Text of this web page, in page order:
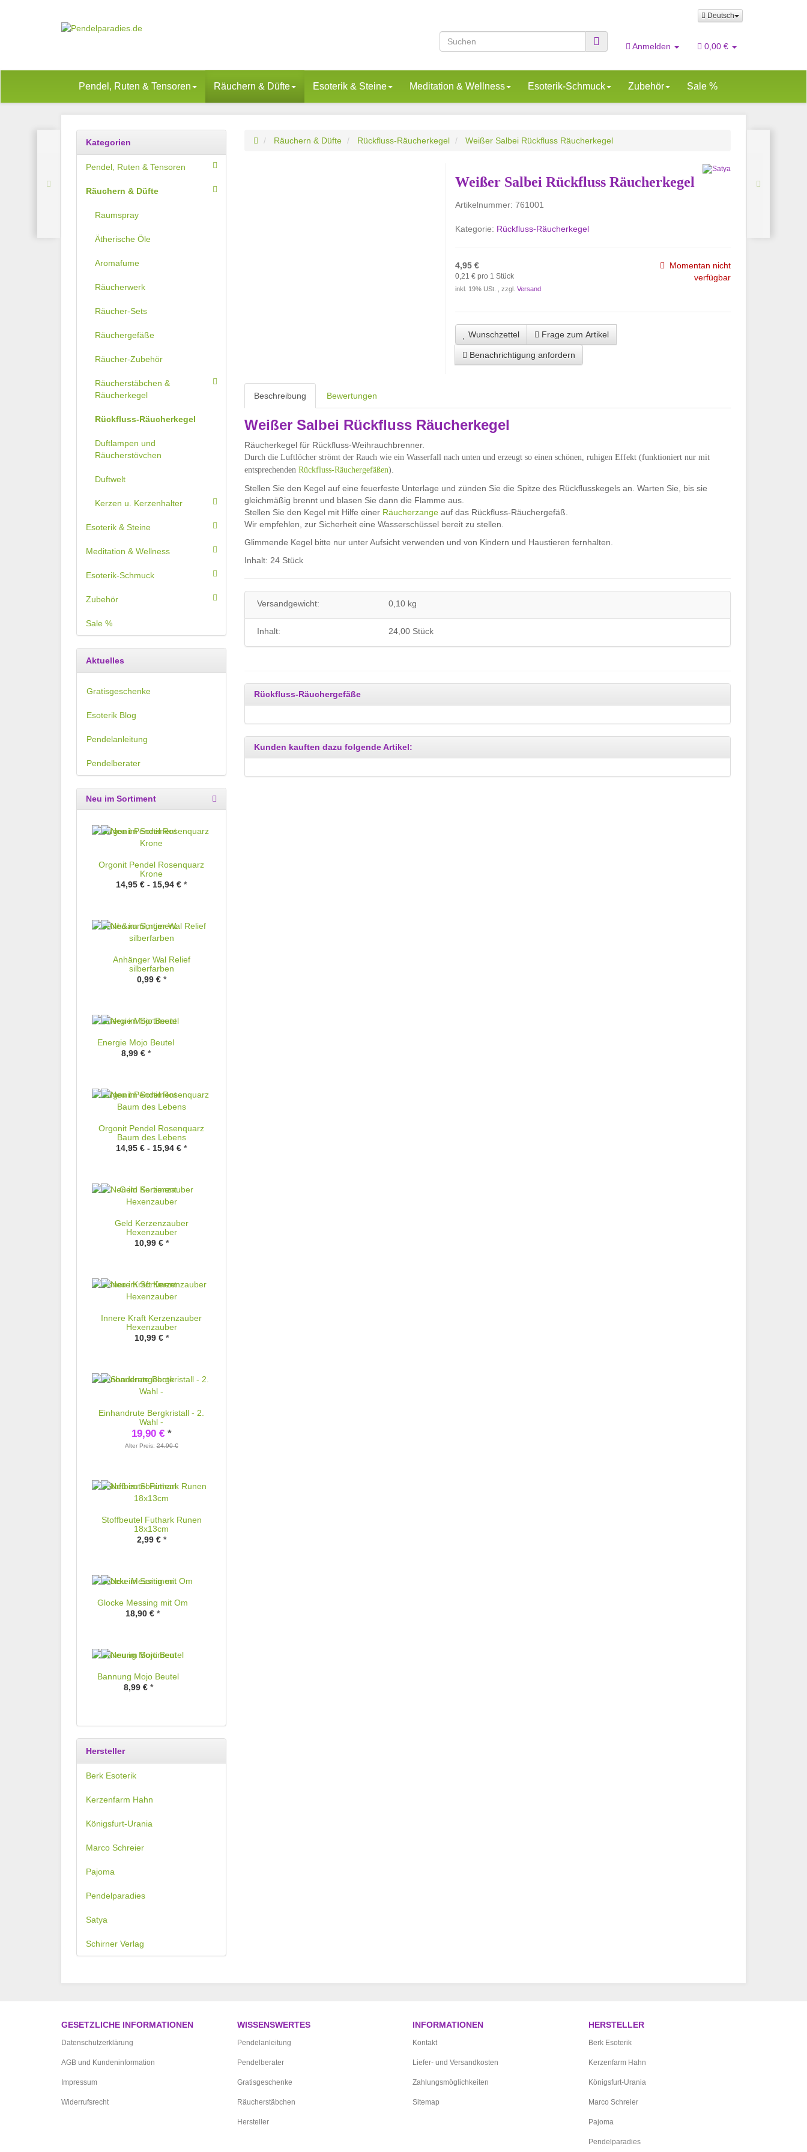
Deutsch
Anmelden 0,00 €
Pendel, Ruten & Tensoren Räuchern & Düfte Esoterik & Steine Meditation & Wellness Esoterik-Schmuck Zubehör Sale %
Räuchern & Düfte Rückfluss-Räucherkegel Weißer Salbei Rückfluss Räucherkegel
Weißer Salbei Rückfluss Räucherkegel
Artikelnummer: 761001
Kategorie: Rückfluss-Räucherkegel
4,95 €
0,21 € pro 1 Stück
inkl. 19% USt. , zzgl. Versand
Momentan nicht
verfügbar
Wunschzettel Frage zum Artikel
Benachrichtigung anfordern
Beschreibung Bewertungen
Weißer Salbei Rückfluss Räucherkegel
Räucherkegel für Rückfluss-Weihrauchbrenner.
Durch die Luftlöcher strömt der Rauch wie ein Wasserfall nach unten und erzeugt so einen schönen, ruhigen Effekt (funktioniert nur mit
entsprechenden Rückfluss-Räuchergefäßen)
Stellen Sie den Kegel auf eine feuerfeste Unterlage und zünden Sie die Spitze des Rückflusskegels an. Warten Sie, bis sie
gleichmäßig brennt und blasen Sie dann die Flamme aus.
Stellen Sie den Kegel mit Hilfe einer Räucherzange auf das Rückfluss-Räuchergefäß.
Wir empfehlen, zur Sicherheit eine Wasserschüssel bereit zu stellen.
Glimmende Kegel bitte nur unter Aufsicht verwenden und von Kindern und Haustieren fernhalten.
Inhalt: 24 Stück
Versandgewicht: 0,10 kg
Inhalt: 24,00 Stück
Rückfluss-Räuchergefäße
Kunden kauften dazu folgende Artikel:
Kategorien
Pendel, Ruten & Tensoren
Räuchern & Düfte
Raumspray
Ätherische Öle
Aromafume
Räucherwerk
Räucher-Sets
Räuchergefäße
Räucher-Zubehör
Räucherstäbchen &
Räucherkegel
Rückfluss-Räucherkegel
Duftlampen und
Räucherstövchen
Duftwelt
Kerzen u. Kerzenhalter
Esoterik & Steine
Meditation & Wellness
Esoterik-Schmuck
Zubehör
Sale %
Aktuelles
Gratisgeschenke
Esoterik Blog
Pendelanleitung
Pendelberater
Neu im Sortiment
Orgonit Pendel Rosenquarz
Krone
14,95 € - 15,94 € *
Anhänger Wal Relief
silberfarben
0,99 € *
Energie Mojo Beutel
8,99 € *
Orgonit Pendel Rosenquarz
Baum des Lebens
14,95 € - 15,94 € *
Geld Kerzenzauber
Hexenzauber
10,99 € *
Innere Kraft Kerzenzauber
Hexenzauber
10,99 € *
Einhandrute Bergkristall - 2.
Wahl -
19,90 € *
Alter Preis:24,90 €
Stoffbeutel Futhark Runen
18x13cm
2,99 € *
Glocke Messing mit Om
18,90 € *
Bannung Mojo Beutel
8,99 € *
Hersteller
Berk Esoterik
Kerzenfarm Hahn
Königsfurt-Urania
Marco Schreier
Pajoma
Pendelparadies
Satya
Schirner Verlag
GESETZLICHE INFORMATIONEN
Datenschutzerklärung
AGB und Kundeninformation
Impressum
Widerrufsrecht
WISSENSWERTES
Pendelanleitung
Pendelberater
Gratisgeschenke
Räucherstäbchen
Hersteller
INFORMATIONEN
Kontakt
Liefer- und Versandkosten
Zahlungsmöglichkeiten
Sitemap
HERSTELLER
Berk Esoterik
Kerzenfarm Hahn
Königsfurt-Urania
Marco Schreier
Pajoma
Pendelparadies